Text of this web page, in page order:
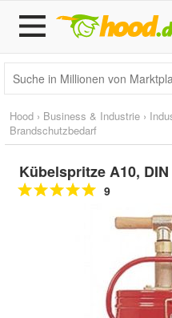
Hood › Business & Industrie ›
Brandschutzbedarf
Kübelspritze A10, DIN
9